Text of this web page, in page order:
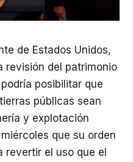
de Estados Unidos,
revisión del patrimonio
posibilitar que
públicas sean
y explotación
que su orden
revertir el uso que el